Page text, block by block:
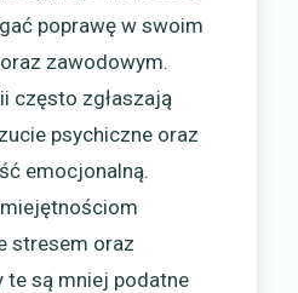
poprawę w swoim
zawodowym.
często zgłaszają
psychiczne oraz
emocjonalną.
stresem oraz
te są mniej podatne